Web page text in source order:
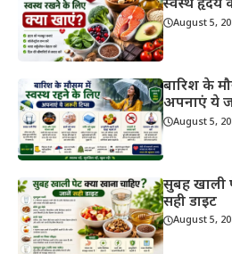
स्वस्थ हृदय
August 5,
बारिश के
अपनाएं ये
August 5,
सुबह खाली
सही डाइट
August 5,